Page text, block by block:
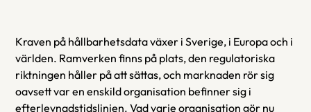
Kraven på hållbarhetsdata växer i Sverige, i Europa och i
världen. Ramverken finns på plats, den regulatoriska
riktningen håller på att sättas, och marknaden rör sig
oavsett var en enskild organisation befinner sig i
efterlevnadstidslinjen. Vad varje organisation gör nu